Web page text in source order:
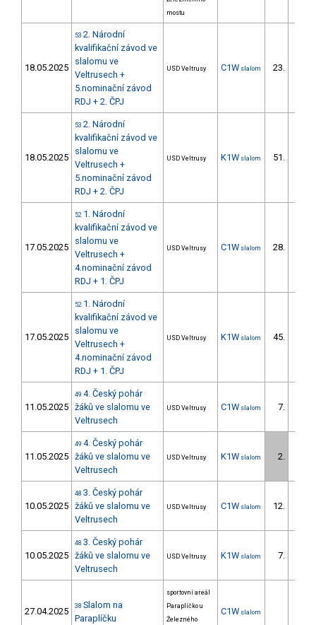
mostu
18.05.2025
53 2. Národní
kvalifikační závod ve
slalomu ve
Veltrusech +
5.nominační závod
RDJ + 2. ČPJ
USD Veltrusy C1W slalom 23.
18.05.2025
53 2. Národní
kvalifikační závod ve
slalomu ve
Veltrusech +
5.nominační závod
RDJ + 2. ČPJ
USD Veltrusy K1W slalom 51.
17.05.2025
52 1. Národní
kvalifikační závod ve
slalomu ve
Veltrusech +
4.nominační závod
RDJ + 1. ČPJ
USD Veltrusy C1W slalom 28.
17.05.2025
52 1. Národní
kvalifikační závod ve
slalomu ve
Veltrusech +
4.nominační závod
RDJ + 1. ČPJ
USD Veltrusy K1W slalom 45.
11.05.2025
49 4. Český pohár
žáků ve slalomu ve
Veltrusech
USD Veltrusy C1W slalom 7.
11.05.2025
49 4. Český pohár
žáků ve slalomu ve
Veltrusech
USD Veltrusy K1W slalom 2.
10.05.2025
48 3. Český pohár
žáků ve slalomu ve
Veltrusech
USD Veltrusy C1W slalom 12.
10.05.2025
48 3. Český pohár
žáků ve slalomu ve
Veltrusech
USD Veltrusy K1W slalom 7.
27.04.2025 38 Slalom na
Paraplíčku
sportovní areál
Paraplíčko u
Železného
C1W slalom